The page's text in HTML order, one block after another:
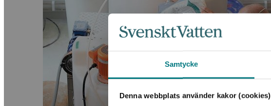
Samtycke
Denna webbplats använder kakor (cookies)